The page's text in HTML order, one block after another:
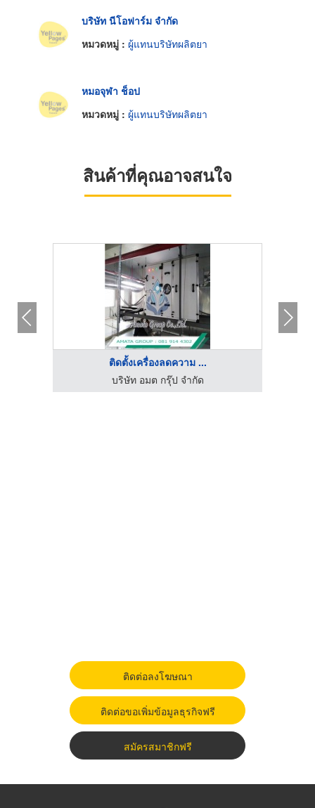
บริษัท นีโอฟาร์ม จำกัด
หมวดหมู่ : ผู้แทนบริษัทผลิตยา
หมอจุฬา ช็อป
หมวดหมู่ : ผู้แทนบริษัทผลิตยา
สินค้าที่คุณอาจสนใจ
ติดตั้งเครื่องลดความ ...
บริษัท อมต กรุ๊ป จำกัด
ติดต่อลงโฆษณา
ติดต่อขอเพิ่มข้อมูลธุรกิจฟรี
สมัครสมาชิกฟรี